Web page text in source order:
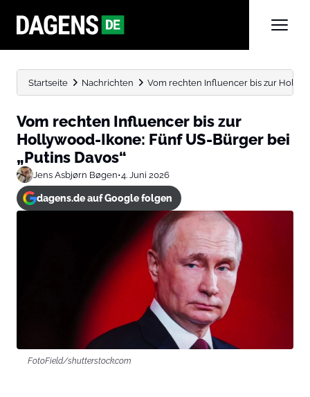
Startseite Nachrichten Vom rechten Influencer bis zur
Vom rechten Influencer bis zur
Hollywood-Ikone: Fünf US-Bürger bei
„Putins Davos“
Jens Asbjørn Bøgen•4. Juni 2026
dagens.de auf Google folgen
FotoField/shutterstock.com